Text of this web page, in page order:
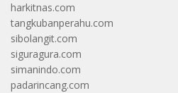
harkitnas.com
tangkubanperahu.com
sibolangit.com
siguragura.com
simanindo.com
padarincang.com